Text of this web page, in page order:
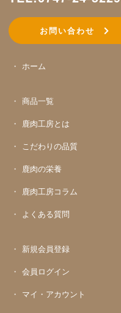
お問い合わせ
ホーム
商品一覧
鹿肉工房とは
こだわりの品質
鹿肉の栄養
鹿肉工房コラム
よくある質問
新規会員登録
会員ログイン
マイ・アカウント